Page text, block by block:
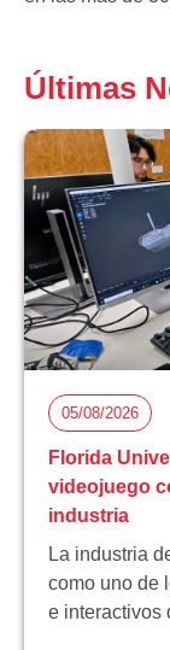
Últimas
05/08/2026
Florida
videojuego
industria
La industria
como uno de
e interactivos